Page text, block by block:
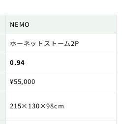
NEMO
ホーネットストーム2P
0.94
¥55,000
215×130×98cm